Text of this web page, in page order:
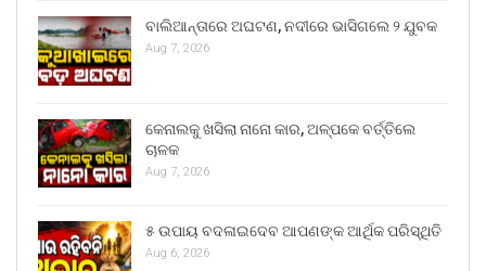
ବାଲିଆନ୍ତାରେ ଅଘଟଣ, ନଦୀରେ ଭାସିଗଲେ ୨ ଯୁବକ
Aug 7, 2026
କେନାଲକୁ ଖସିଲା ନାନୋ କାର, ଅଳ୍ପକେ ବର୍ତ୍ତିଲେ
ଚାଳକ
Aug 7, 2026
୫ ଉପାୟ ବଦଳାଇଦେବ ଆପଣଙ୍କ ଆର୍ଥିକ ପରିସ୍ଥିତି
Aug 6, 2026